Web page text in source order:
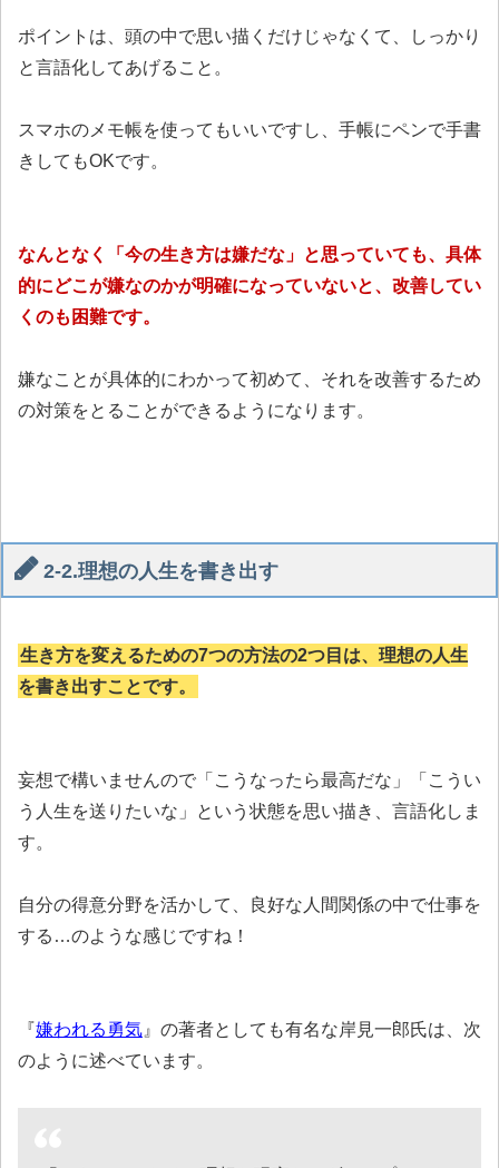
ポイントは、頭の中で思い描くだけじゃなくて、しっかり
と言語化してあげること。
スマホのメモ帳を使ってもいいですし、手帳にペンで手書
きしてもOKです。
なんとなく「今の生き方は嫌だな」と思っていても、具体
的にどこが嫌なのかが明確になっていないと、改善してい
くのも困難です。
嫌なことが具体的にわかって初めて、それを改善するため
の対策をとることができるようになります。
2-2.理想の人生を書き出す
生き方を変えるための7つの方法の2つ目は、理想の人生
を書き出すことです。
妄想で構いませんので「こうなったら最高だな」「こうい
う人生を送りたいな」という状態を思い描き、言語化しま
す。
自分の得意分野を活かして、良好な人間関係の中で仕事を
する…のような感じですね！
『嫌われる勇気』の著者としても有名な岸見一郎氏は、次
のように述べています。